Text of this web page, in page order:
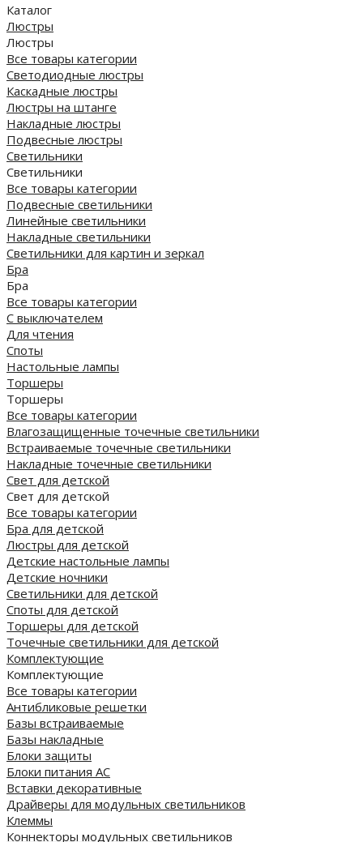
Каталог
Люстры
Люстры
Все товары категории
Светодиодные люстры
Каскадные люстры
Люстры на штанге
Накладные люстры
Подвесные люстры
Светильники
Светильники
Все товары категории
Подвесные светильники
Линейные светильники
Накладные светильники
Светильники для картин и зеркал
Бра
Бра
Все товары категории
С выключателем
Для чтения
Споты
Настольные лампы
Торшеры
Торшеры
Все товары категории
Влагозащищенные точечные светильники
Встраиваемые точечные светильники
Накладные точечные светильники
Свет для детской
Свет для детской
Все товары категории
Бра для детской
Люстры для детской
Детские настольные лампы
Детские ночники
Светильники для детской
Споты для детской
Торшеры для детской
Точечные светильники для детской
Комплектующие
Комплектующие
Все товары категории
Антибликовые решетки
Базы встраиваемые
Базы накладные
Блоки защиты
Блоки питания AC
Вставки декоративные
Драйверы для модульных светильников
Клеммы
Коннекторы модульных светильников